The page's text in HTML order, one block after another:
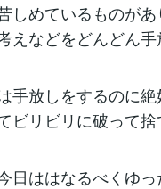
しめているものが
えなどをどんどん
手放しをするのに
ビリビリに破って
日ははなるべくゆ